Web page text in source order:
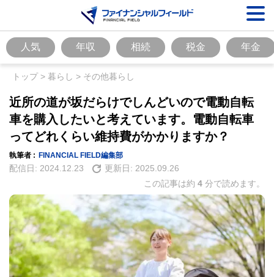
人気 年収 相続 税金 年金
トップ> 暮らし > その他暮らし
近所の道が坂だらけでしんどいので電動自転
車を購入したいと考えています。電動自転車
ってどれくらい維持費がかかりますか？
執筆者 : FINANCIAL FIELD編集部
配信日: 2024.12.23 更新日: 2025.09.26
この記事は約 4 分で読めます。